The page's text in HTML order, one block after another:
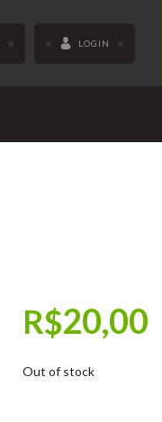
LOGIN
R$20,00
Out of stock